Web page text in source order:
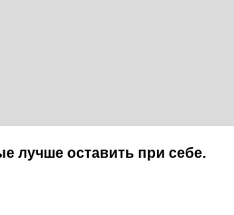
лучше оставить при себе.